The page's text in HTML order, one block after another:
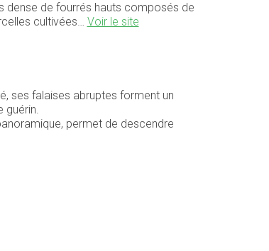
dense de fourrés hauts composés de
cultivées… Voir le site
ses falaises abruptes forment un
guérin.
permet de descendre